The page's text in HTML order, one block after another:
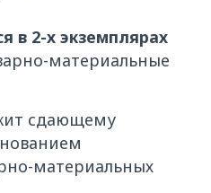
в 2-х экземплярах
материальные
сдающему
материальных